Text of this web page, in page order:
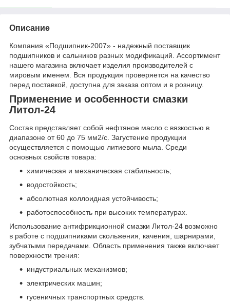
Описание
Компания «Подшипник-2007» - надежный поставщик
подшипников и сальников разных модификаций. Ассортимент
нашего магазина включает изделия производителей с
мировым именем. Вся продукция проверяется на качество
перед поставкой, доступна для заказа оптом и в розницу.
Применение и особенности смазки
Литол-24
Состав представляет собой нефтяное масло с вязкостью в
диапазоне от 60 до 75 мм2/с. Загустение продукции
осуществляется с помощью литиевого мыла. Среди
основных свойств товара:
химическая и механическая стабильность;
водостойкость;
абсолютная коллоидная устойчивость;
работоспособность при высоких температурах.
Использование антифрикционной смазки Литол-24 возможно
в работе с подшипниками скольжения, качения, шарнирами,
зубчатыми передачами. Область применения также включает
поверхности трения:
индустриальных механизмов;
электрических машин;
гусеничных транспортных средств.